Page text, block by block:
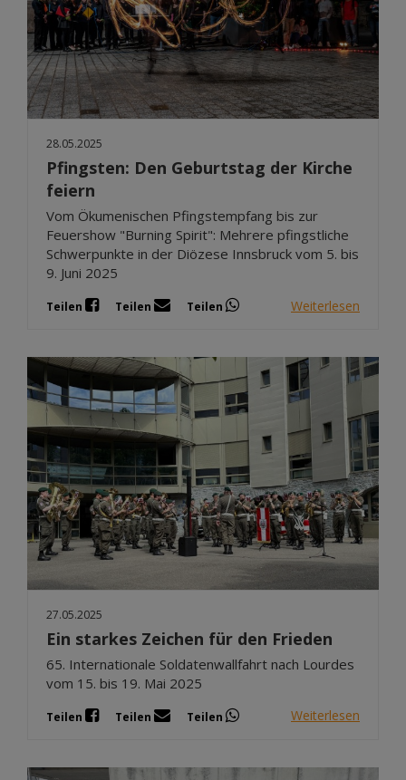
28.05.2025
Pfingsten: Den Geburtstag der Kirche
feiern
Vom Ökumenischen Pfingstempfang bis zur
Feuershow "Burning Spirit": Mehrere pfingstliche
Schwerpunkte in der Diözese Innsbruck vom 5. bis
9. Juni 2025
Teilen Teilen Teilen Weiterlesen
27.05.2025
Ein starkes Zeichen für den Frieden
65. Internationale Soldatenwallfahrt nach Lourdes
vom 15. bis 19. Mai 2025
Teilen Teilen Teilen Weiterlesen